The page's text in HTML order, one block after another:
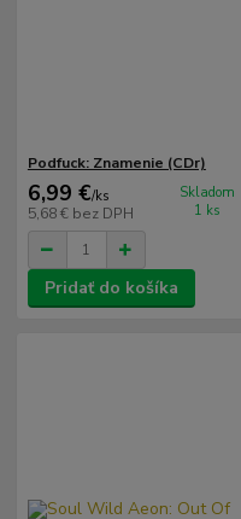
Podfuck: Znamenie (CDr)
6,99 €/ks
5,68 € bez DPH
Skladom
1 ks
Pridať do košíka